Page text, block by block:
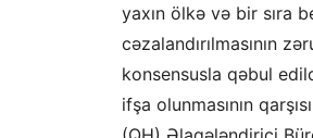
yaxın ölkə və bir sıra
cəzalandırılmasının
konsensusla qəbul
ifşa olunmasının